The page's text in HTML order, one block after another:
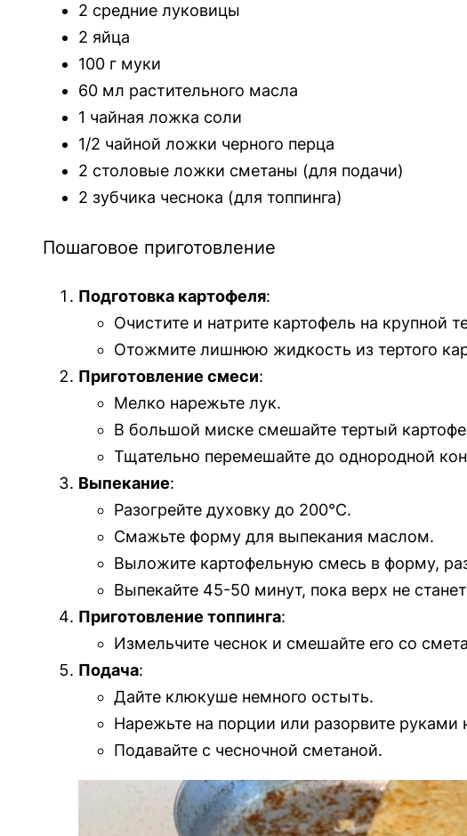
2 средние луковицы
2 яйца
100 г муки
60 мл растительного масла
1 чайная ложка соли
1/2 чайной ложки черного перца
2 столовые ложки сметаны (для подачи)
2 зубчика чеснока (для топпинга)
Пошаговое приготовление
Подготовка картофеля:
Очистите и натрите картофель на крупной
Отожмите лишнюю жидкость из тертого
Приготовление смеси:
Мелко нарежьте лук.
В большой миске смешайте тертый
Тщательно перемешайте до однородной
Выпекание:
Разогрейте духовку до 200°C.
Смажьте форму для выпекания маслом.
Выложите картофельную смесь в форму,
Выпекайте 45-50 минут, пока верх не
Приготовление топпинга:
Измельчите чеснок и смешайте его со
Подача:
Дайте клюкуше немного остыть.
Нарежьте на порции или разорвите руками
Подавайте с чесночной сметаной.